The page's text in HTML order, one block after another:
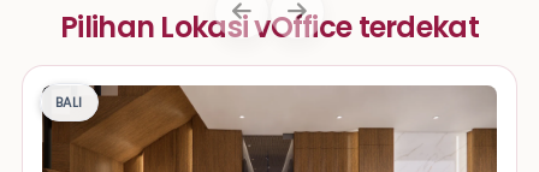
Pilihan Lokasi vOffice terdekat
BALI